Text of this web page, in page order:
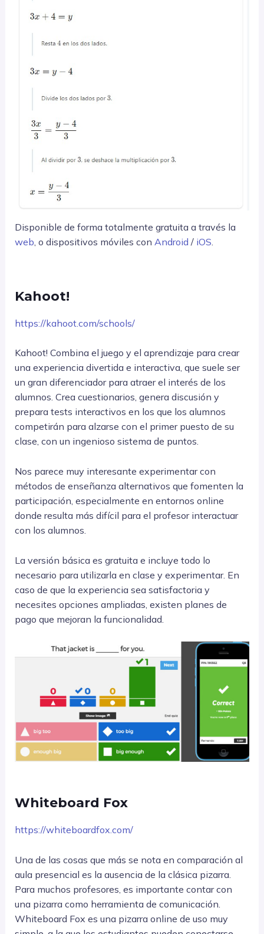
Disponible de forma totalmente gratuita a través la
web, o dispositivos móviles con Android / iOS.
Kahoot!
https://kahoot.com/schools/
Kahoot! Combina el juego y el aprendizaje para crear
una experiencia divertida e interactiva, que suele ser
un gran diferenciador para atraer el interés de los
alumnos. Crea cuestionarios, genera discusión y
prepara tests interactivos en los que los alumnos
competirán para alzarse con el primer puesto de su
clase, con un ingenioso sistema de puntos.
Nos parece muy interesante experimentar con
métodos de enseñanza alternativos que fomenten la
participación, especialmente en entornos online
donde resulta más difícil para el profesor interactuar
con los alumnos.
La versión básica es gratuita e incluye todo lo
necesario para utilizarla en clase y experimentar. En
caso de que la experiencia sea satisfactoria y
necesites opciones ampliadas, existen planes de
pago que mejoran la funcionalidad.
Whiteboard Fox
https://whiteboardfox.com/
Una de las cosas que más se nota en comparación al
aula presencial es la ausencia de la clásica pizarra.
Para muchos profesores, es importante contar con
una pizarra como herramienta de comunicación.
Whiteboard Fox es una pizarra online de uso muy